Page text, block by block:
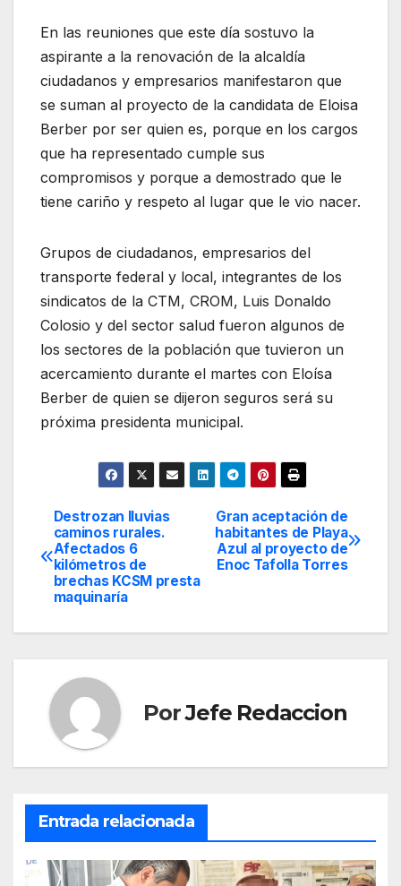
En las reuniones que este día sostuvo la
aspirante a la renovación de la alcaldía
ciudadanos y empresarios manifestaron que
se suman al proyecto de la candidata de Eloisa
Berber por ser quien es, porque en los cargos
que ha representado cumple sus
compromisos y porque a demostrado que le
tiene cariño y respeto al lugar que le vio nacer.
Grupos de ciudadanos, empresarios del
transporte federal y local, integrantes de los
sindicatos de la CTM, CROM, Luis Donaldo
Colosio y del sector salud fueron algunos de
los sectores de la población que tuvieron un
acercamiento durante el martes con Eloísa
Berber de quien se dijeron seguros será su
próxima presidenta municipal.
Navegación
de
entradas
Gran aceptación de
habitantes de Playa
Azul al proyecto de
Enoc Tafolla Torres
Destrozan lluvias
caminos rurales.
Afectados 6
kilómetros de
brechas KCSM presta
maquinaría
PorJefe Redaccion
Entrada relacionada